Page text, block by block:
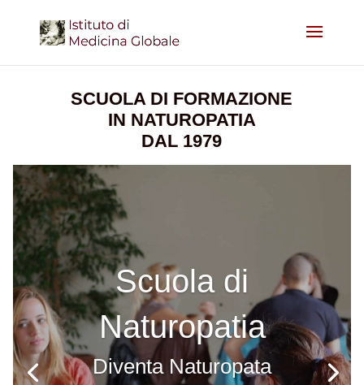
SCUOLA DI FORMAZIONE
IN NATUROPATIA
DAL 1979
Scuola di
Naturopatia
Diventa Naturopata